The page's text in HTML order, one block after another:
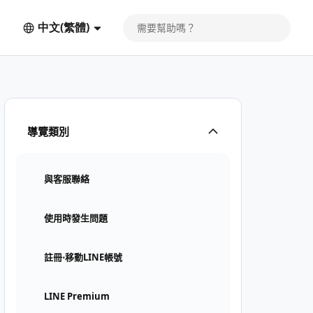
中文(繁體)
導覽類別
與客服聯絡
使用時發生問題
註冊⋅移動LINE帳號
LINE Premium